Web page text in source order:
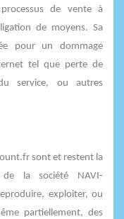
processus de vente à
de moyens. Sa
pour un dommage
tel que perte de
service, ou autres
sont et restent la
de la société NAVI-
exploiter, ou
partiellement, des